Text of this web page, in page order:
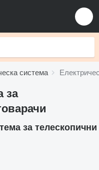
система
за
за телескопични